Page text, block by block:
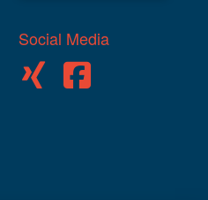
Social Media
zu